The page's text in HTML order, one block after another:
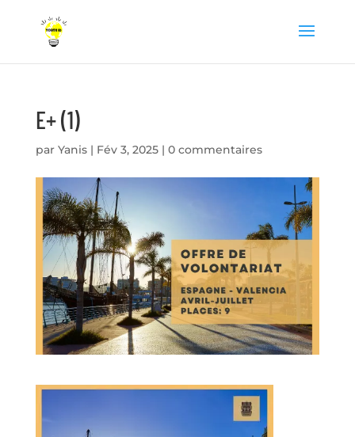
E+ (1)
par Yanis| Fév 3, 2025| 0 commentaires